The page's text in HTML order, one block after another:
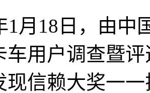
1月18日，由中
车用户调查暨
现信赖大奖一